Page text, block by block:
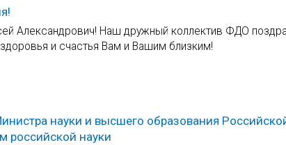
Александрович! Наш дружный коллектив ФДО
и счастья Вам и Вашим близким!
науки и высшего образования
российской науки